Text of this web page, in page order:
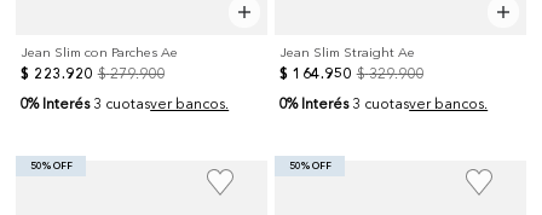
Jean Slim con Parches Ae
$ 223.920 $ 279.900
0% Interés 3 cuotasver bancos.
Jean Slim Straight Ae
$ 164.950 $ 329.900
0% Interés 3 cuotasver bancos.
50% OFF 50% OFF